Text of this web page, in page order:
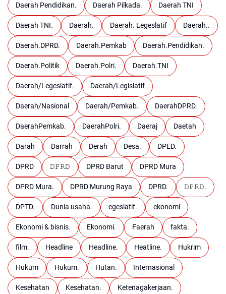
Daerah Pendidikan. Daerah Pilkada. Daerah TNI
Daerah TNI. Daerah. Daerah. Legeslatif Daerah..
Daerah.DPRD. Daerah.Pemkab Daerah.Pendidikan.
Daerah.Politik Daerah.Polri. Daerah.TNI
Daerah/Legeslatif. Daerah/Legislatif
Daerah/Nasional Daerah/Pemkab. DaerahDPRD.
DaerahPemkab. DaerahPolri. Daeraj Daetah
Darah Darrah Derah Desa. DPED.
DPRD 𝙳𝙿𝚁𝙳 DPRD Barut DPRD Mura
DPRD Mura. DPRD Murung Raya DPRD. 𝙳𝙿𝚁𝙳.
DPTD. Dunia usaha. egeslatif. ekonomi
Ekonomi & bisnis. Ekonomi. Faerah fakta.
film. Headline Headline. Heatline. Hukrim
Hukum Hukum. Hutan. Internasional
Kesehatan Kesehatan. Ketenagakerjaan.